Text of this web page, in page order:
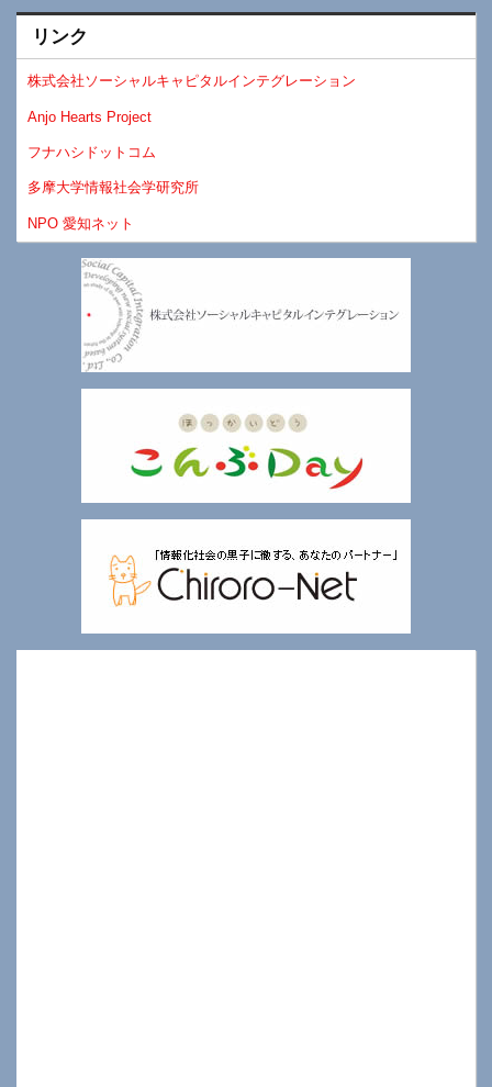
リンク
株式会社ソーシャルキャピタルインテグレーション
Anjo Hearts Project
フナハシドットコム
多摩大学情報社会学研究所
NPO 愛知ネット